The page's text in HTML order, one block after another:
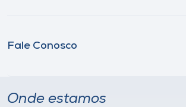
Fale Conosco
Onde estamos